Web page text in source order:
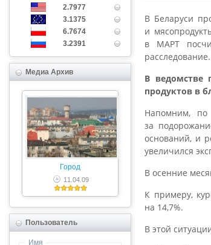
2.7977
3.1375
6.7674
3.2391
Медиа Архив
Город
11.04.09
Пользователь
Имя
В Беларуси
и
в МАРТ
расследование.
В ведомстве
продуктов в
Напомним, по
за
оснований, и
увеличился
В осенние
К примеру,
на 14,7%.
В этой